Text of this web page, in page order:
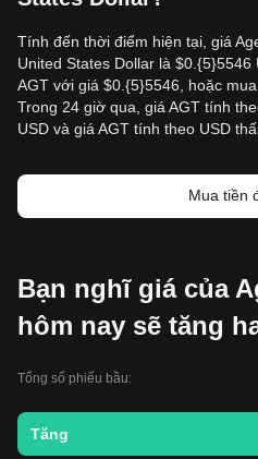
Tính đến thời điểm hiện tại, giá
United States Dollar là $0.{​5}5546
AGT với giá $0.{​5}5546, hoặc
Trong 24 giờ qua, giá AGT tính
USD và giá AGT tính theo USD
Mua tiền
Bạn nghĩ giá của
hôm nay sẽ tăng
Tổng số phiếu bầu:
Tăng